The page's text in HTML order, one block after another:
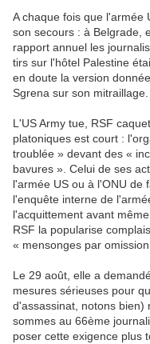
A chaque fois que l'armée
son secours : à Belgrade,
rapport annuel les
tirs sur l'hôtel Palestine
en doute la version
Sgrena sur son mitraillage.
L'US Army tue, RSF
platoniques est court :
troublée » devant des «
bavures ». Celui de ses
l'armée US ou à l'ONU de
l'enquête interne de
l'acquittement avant
RSF la popularise
« mensonges par
Le 29 août, elle a
mesures sérieuses pour
d'assassinat, notons bien)
sommes au 66ème
poser cette exigence plus